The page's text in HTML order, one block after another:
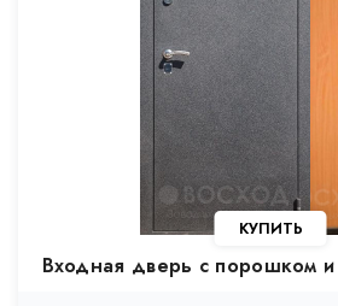
Входная дверь с порошком